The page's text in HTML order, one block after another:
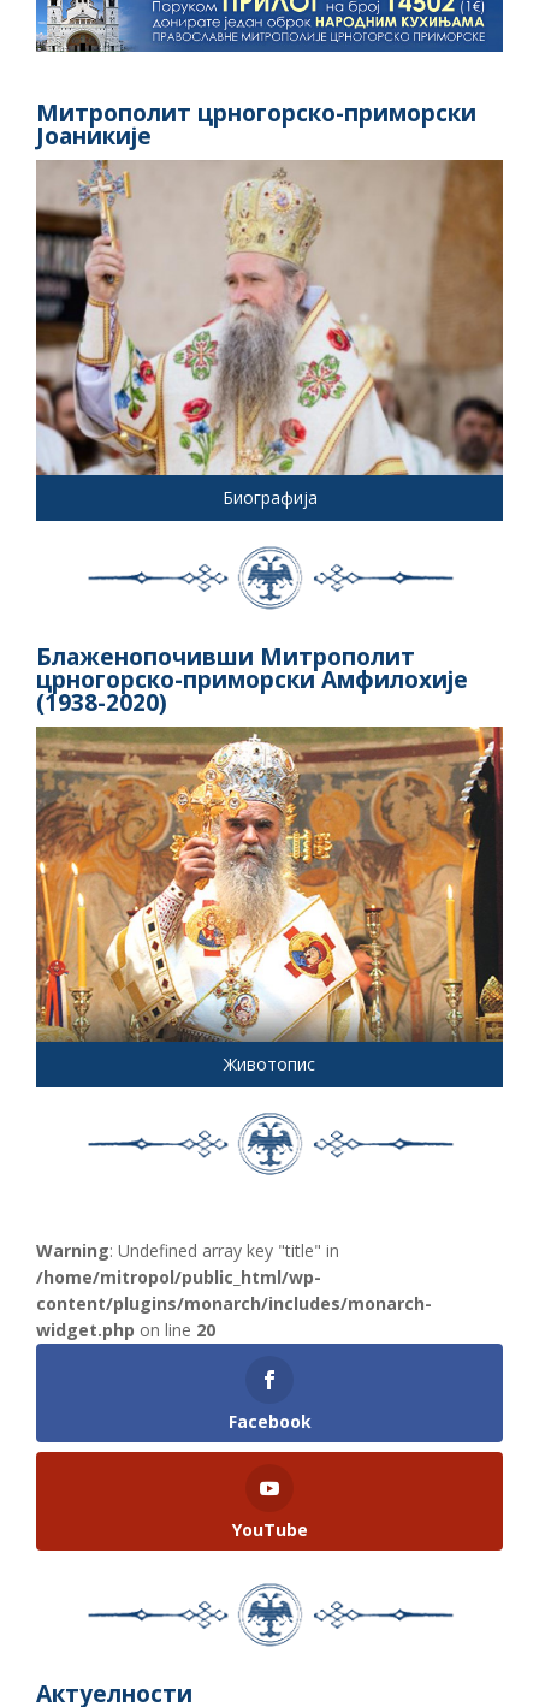
Митрополит црногорско-приморски
Јоаникије
Биографија
Блаженопочивши Митрополит
црногорско-приморски Амфилохије
(1938-2020)
Животопис
Warning: Undefined array key "title" in
/home/mitropol/public_html/wp-
content/plugins/monarch/includes/monarch-
widget.php on line 20
Facebook
YouTube
Актуелности